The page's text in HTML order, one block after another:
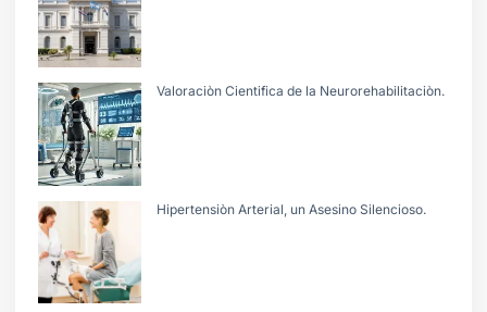
Valoraciòn Cientifica de la Neurorehabilitaciòn.
Hipertensiòn Arterial, un Asesino Silencioso.